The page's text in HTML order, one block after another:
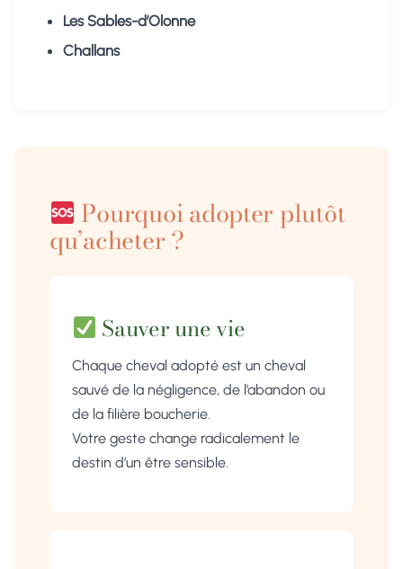
Les Sables-d’Olonne
Challans
Pourquoi adopter plutôt
qu’acheter ?
Sauver une vie
Chaque cheval adopté est un cheval
sauvé de la négligence, de l’abandon ou
de la filière boucherie.
Votre geste change radicalement le
destin d’un être sensible.